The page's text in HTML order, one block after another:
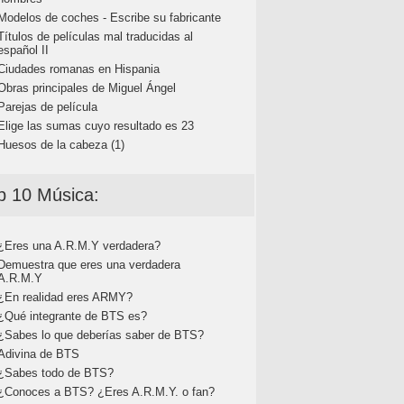
de coches - Escribe su fabricante
de películas mal traducidas al
II
romanas en Hispania
principales de Miguel Ángel
de película
las sumas cuyo resultado es 23
de la cabeza (1)
10 Música:
una A.R.M.Y verdadera?
que eres una verdadera
realidad eres ARMY?
integrante de BTS es?
lo que deberías saber de BTS?
de BTS
todo de BTS?
a BTS? ¿Eres A.R.M.Y. o fan?